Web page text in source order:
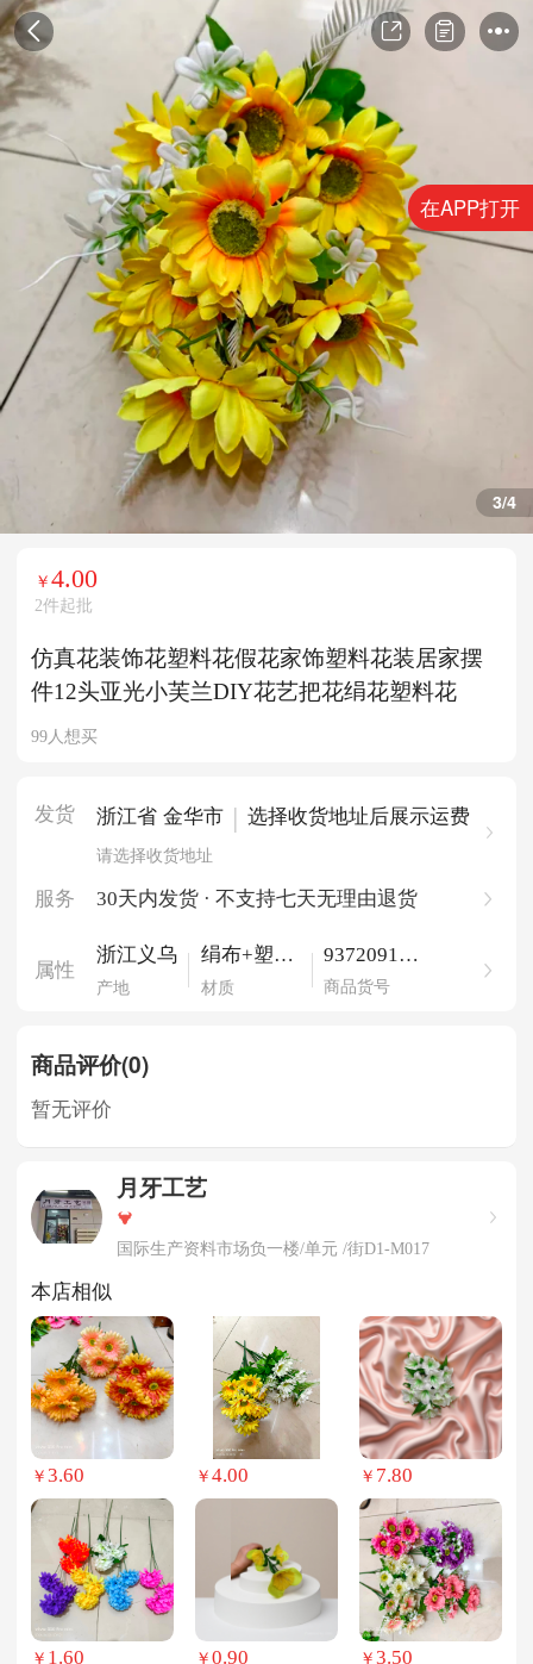
在APP打开
4/4
￥4.00
2件起批
仿真花装饰花塑料花假花家饰塑料花装居家摆
件12头亚光小芙兰DIY花艺把花绢花塑料花
99人想买
发货 浙江省 金华市 | 选择收货地址后展示运费
请选择收货地址
服务 30天内发货 · 不支持七天无理由退货
属性
浙江义乌
产地
绢布+塑料
+铁丝
材质
937209104
54548654
商品货号
商品评价(0)
暂无评价
月牙工艺
国际生产资料市场负一楼/单元 /街D1-M017
本店相似
￥3.60 ￥4.00 ￥ 7.80
￥ 1.60 ￥0.90 ￥3.50